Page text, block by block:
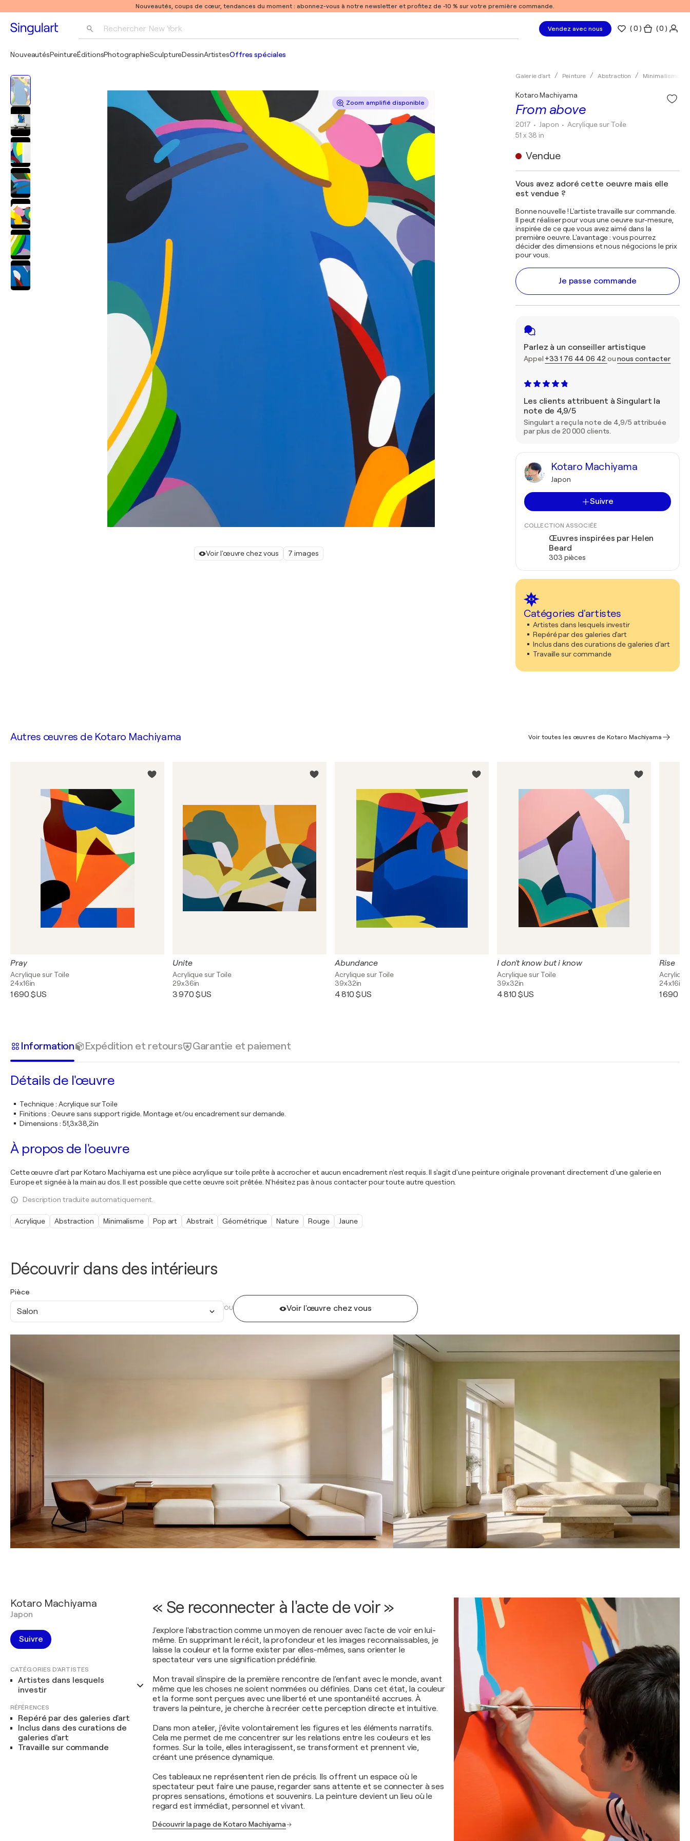
Nouveautés, coups de cœur, tendances du moment : abonnez-vous à notre newsletter et profitez de -10 % sur votre première commande.
Rechercher New York
Pablo Picasso
Vendez avec nous (0 ) ( 0 )
NouveautésPeintureÉditionsPhotographieSculptureDessinArtistesOffres spéciales
Zoom amplifié disponible
Voir l'œuvre chez vous 7 images
Galerie d'art Peinture Abstraction Minimalisme
From above
Kotaro Machiyama
2017 • Japon •Acrylique sur Toile
51 x 38 in
Vendue
Vous avez adoré cette oeuvre mais elle
est vendue ?
Bonne nouvelle ! L'artiste travaille sur commande.
Il peut réaliser pour vous une oeuvre sur-mesure,
inspirée de ce que vous avez aimé dans la
première oeuvre. L'avantage : vous pourrez
décider des dimensions et nous négocions le prix
pour vous.
Je passe commande
Parlez à un conseiller artistique
Appel +33 1 76 44 06 42 ounous contacter
Les clients attribuent à Singulart la
note de 4,9/5
Singulart a reçu la note de 4,9/5 attribuée
par plus de 20 000 clients.
Kotaro Machiyama
Japon
Suivre
COLLECTION ASSOCIÉE
Œuvres inspirées par Helen
Beard
303 pièces
Catégories d'artistes
Artistes dans lesquels investir
Repéré par des galeries d'art
Inclus dans des curations de galeries d'art
Travaille sur commande
Découvrir dans des intérieurs
Pièce
Salon OU Voir l'œuvre chez vous
Autres œuvres de Kotaro Machiyama Voir toutes les œuvres de Kotaro Machiyama
Pray
Acrylique sur Toile
24x16in
1 690 $US
Unite
Acrylique sur Toile
29x36in
3 970 $US
Abundance
Acrylique sur Toile
39x32in
4 810 $US
I don't know but i know
Acrylique sur Toile
39x32in
4 810 $US
Rise
24x16in
1 690
Information Expédition et retours Garantie et paiement
Détails de l'œuvre
Technique: Acrylique sur Toile
Finitions : Oeuvre sans support rigide. Montage et/ou encadrement sur demande.
Dimensions : 51,3x38,2in
À propos de l'oeuvre
Cette œuvre d'art par Kotaro Machiyama est une pièce acrylique sur toile prête à accrocher et aucun encadrement n'est requis. Il s'agit d'une peinture originale provenant directement d'une galerie en
Europe et signée à la main au dos. Il est possible que cette œuvre soit prêtée. N'hésitez pas à nous contacter pour toute autre question.
Description traduite automatiquement.
Acrylique Abstraction Minimalisme Pop art Abstrait Géométrique Nature Rouge Jaune
Kotaro Machiyama
Japon
Suivre
CATÉGORIES D'ARTISTES
Artistes dans lesquels
investir
RÉFÉRENCES
Repéré par des galeries d'art
Inclus dans des curations de
galeries d'art
Travaille sur commande
« Se reconnecter à l'acte de voir »
J'explore l'abstraction comme un moyen de renouer avec l'acte de voir en lui-
même. En supprimant le récit, la profondeur et les images reconnaissables, je
laisse la couleur et la forme exister par elles-mêmes, sans orienter le
spectateur vers une signification prédéfinie.
Mon travail s'inspire de la première rencontre de l'enfant avec le monde, avant
même que les choses ne soient nommées ou définies. Dans cet état, la couleur
et la forme sont perçues avec une liberté et une spontanéité accrues. À
travers la peinture, je cherche à recréer cette perception directe et intuitive.
Dans mon atelier, j'évite volontairement les figures et les éléments narratifs.
Cela me permet de me concentrer sur les relations entre les couleurs et les
formes. Sur la toile, elles interagissent, se transforment et prennent vie,
créant une présence dynamique.
Ces tableaux ne représentent rien de précis. Ils offrent un espace où le
spectateur peut faire une pause, regarder sans attente et se connecter à ses
propres sensations, émotions et souvenirs. La peinture devient un lieu où le
regard est immédiat, personnel et vivant.
Découvrir la page de Kotaro Machiyama